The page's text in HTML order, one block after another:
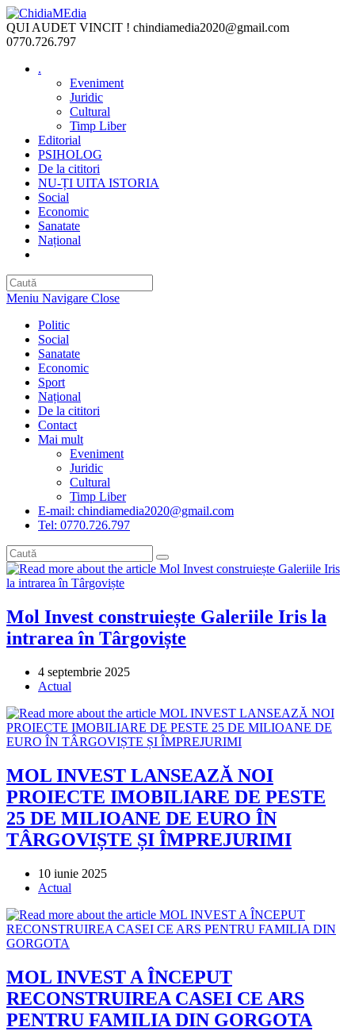
Skip
to
content
QUI AUDET VINCIT ! chindiamedia2020@gmail.com
0770.726.797
.
Eveniment
Juridic
Cultural
Timp Liber
Editorial
PSIHOLOG
De la cititori
NU-ȚI UITA ISTORIA
Social
Economic
Sanatate
Național
Meniu Navigare Close
Politic
Social
Sanatate
Economic
Sport
Național
De la cititori
Contact
Mai mult
Eveniment
Juridic
Cultural
Timp Liber
E-mail: chindiamedia2020@gmail.com
Tel: 0770.726.797
Mol Invest construiește Galeriile Iris la
intrarea în Târgoviște
Post
published:
4 septembrie 2025
Post
Actual
MOL INVEST LANSEAZĂ NOI
PROIECTE IMOBILIARE DE PESTE
25 DE MILIOANE DE EURO ÎN
TÂRGOVIȘTE ȘI ÎMPREJURIMI
Post
published:
10 iunie 2025
Post
Actual
MOL INVEST A ÎNCEPUT
RECONSTRUIREA CASEI CE ARS
PENTRU FAMILIA DIN GORGOTA